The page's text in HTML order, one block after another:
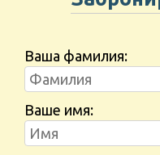
Ваша фамилия:
Ваше имя: